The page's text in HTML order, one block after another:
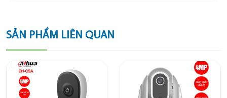
SẢN PHẨM LIÊN QUAN